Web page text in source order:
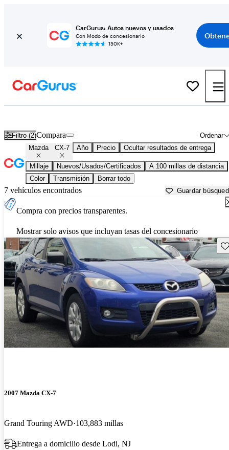
CarGurus: Autos nuevos y usados
Con Modo de concesionario
150K+
Filtro (2) Ordenar
Compara
Mazda CX-7 Año Precio Ocultar resultados de entrega
Millaje Nuevos/Usados/Certificados
A 100 millas de distancia
Color
Transmisión Borrar todo
7 vehículos encontrados Guardar
Compra con precios transparentes.
Mostrar solo avisos que incluyan tasas del concesionario
2007 Mazda CX-7
Grand Touring AWD 103,883 millas
Entrega a domicilio desde Lodi, NJ